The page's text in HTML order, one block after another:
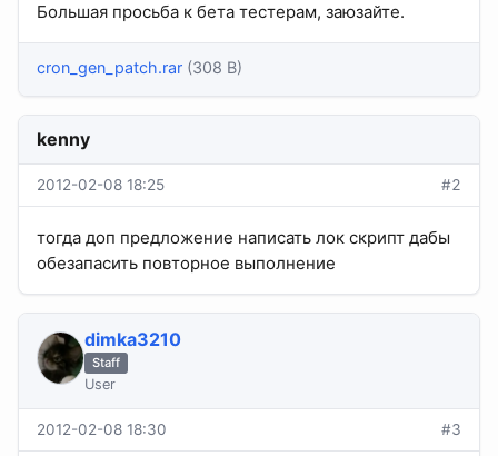
Большая просьба к бета тестерам, заюзайте.
cron_gen_patch.rar (308 B)
kenny
2012-02-08 18:25 #2
тогда доп предложение написать лок скрипт дабы
обезапасить повторное выполнение
dimka3210
Staff
User
2012-02-08 18:30 #3